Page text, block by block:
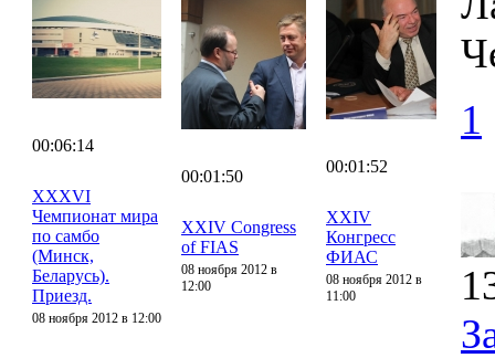
00:06:14
XXXVI
Чемпионат мира
по самбо
(Минск,
Беларусь).
Приезд.
08 ноября 2012 в 12:00
00:01:50
XXIV Congress
of FIAS
08 ноября 2012 в
12:00
00:01:52
XXIV
Конгресс
ФИАС
08 ноября 2012 в
11:00
1